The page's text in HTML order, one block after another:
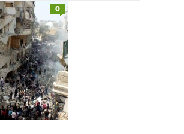
0